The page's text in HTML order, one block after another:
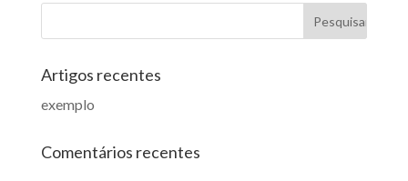
Artigos recentes
exemplo
Comentários recentes